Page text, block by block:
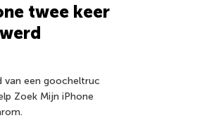
twee keer
een goocheltruc
Zoek Mijn iPhone